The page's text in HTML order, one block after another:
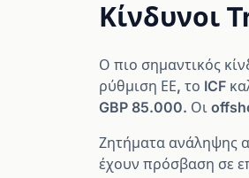
Κίνδυνοι
Ο πιο σημαντικός
ρύθμιση ΕΕ, το ICF
GBP 85.000. Οι
Ζητήματα ανάληψης
έχουν πρόσβαση σε